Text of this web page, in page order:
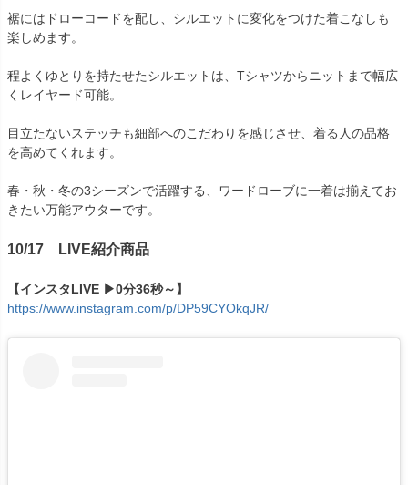
裾にはドローコードを配し、シルエットに変化をつけた着こなしも
楽しめます。
程よくゆとりを持たせたシルエットは、Tシャツからニットまで幅広
くレイヤード可能。
目立たないステッチも細部へのこだわりを感じさせ、着る人の品格
を高めてくれます。
春・秋・冬の3シーズンで活躍する、ワードローブに一着は揃えてお
きたい万能アウターです。
10/17 LIVE紹介商品
【インスタLIVE ▶0分36秒～】
https://www.instagram.com/p/DP59CYOkqJR/